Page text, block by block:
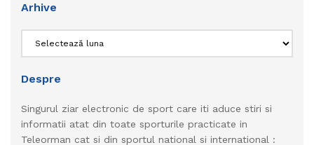
Arhive
Despre
Singurul ziar electronic de sport care iti aduce stiri si
informatii atat din toate sporturile practicate in
Teleorman cat si din sportul national si international :